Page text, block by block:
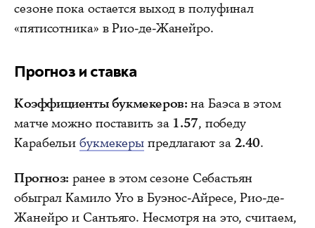
сезоне пока остается выход в полуфинал
«пятисотника» в Рио-де-Жанейро.
Прогноз и ставка
Коэффициенты букмекеров: на Баэса в этом
матче можно поставить за 1.57, победу
Карабельи букмекеры предлагают за 2.40.
Прогноз: ранее в этом сезоне Себастьян
обыграл Камило Уго в Буэнос-Айресе, Рио-де-
Жанейро и Сантьяго. Несмотря на это, считаем,